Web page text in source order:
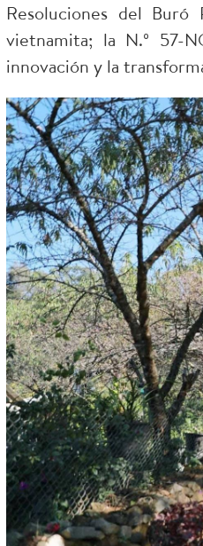
Resoluciones del
vietnamita; la N.º 57-
innovación y la